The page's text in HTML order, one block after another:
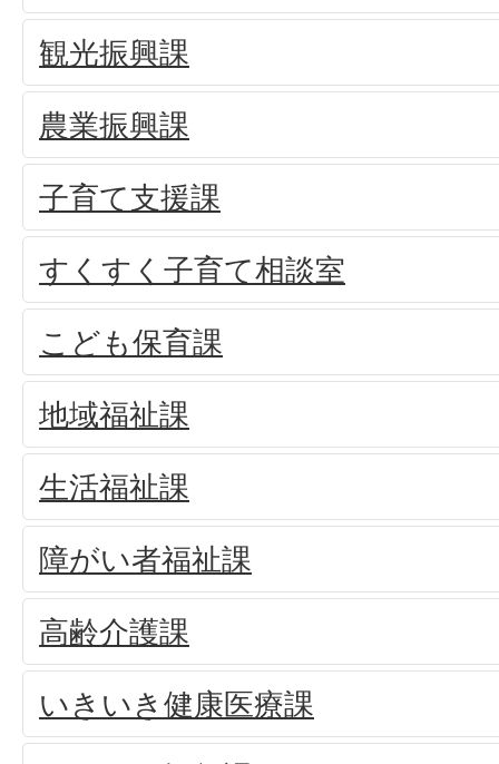
観光振興課
農業振興課
子育て支援課
すくすく子育て相談室
こども保育課
地域福祉課
生活福祉課
障がい者福祉課
高齢介護課
いきいき健康医療課